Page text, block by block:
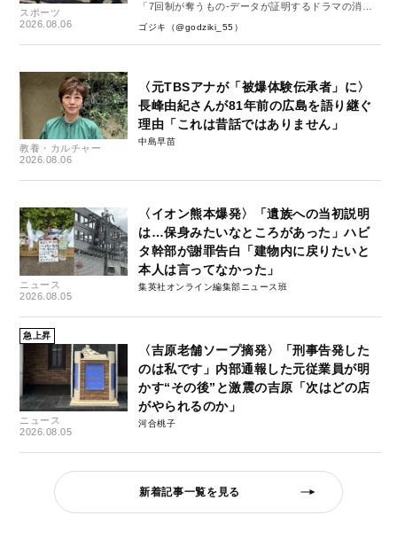
スポーツ
2026.08.06
「7回制が奪うもの-データが証明するドラマの消
失-」
ゴジキ（@godziki_55）
教養・カルチャー
2026.08.06
〈元TBSアナが「被爆体験伝承者」に〉
長峰由紀さんが81年前の広島を語り継ぐ
理由「これは昔話ではありません」
中島早苗
ニュース
2026.08.05
〈イオン熊本爆発〉「遺族への当初説明
は…保身みたいなところがあった」ハビ
タ幹部が謝罪告白「建物内に戻りたいと
本人は言ってなかった」
集英社オンライン編集部ニュース班
急上昇
ニュース
2026.08.05
〈吉原老舗ソープ摘発〉「刑事告発した
のは私です」内部通報した元従業員が明
かす“その後”と激震の吉原「次はどの店
がやられるのか」
河合桃子
新着記事一覧を見る